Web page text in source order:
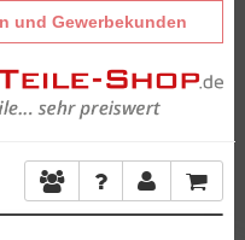
und Gewerbekunden